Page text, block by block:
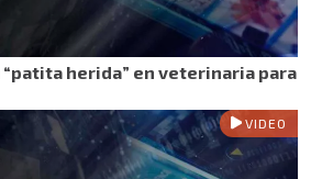
herida” en veterinaria para
VIDEO